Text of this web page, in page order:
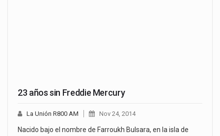
23 años sin Freddie Mercury
La Unión R800 AM Nov 24, 2014
Nacido bajo el nombre de Farroukh Bulsara, en la isla de